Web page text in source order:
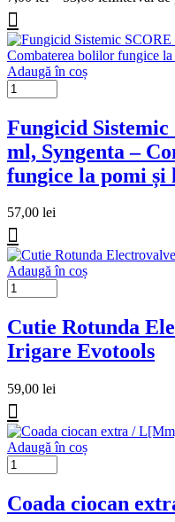
Adaugă în coș
Fungicid Sistemic
ml, Syngenta –
fungice la pomi și
57,00 lei
Adaugă în coș
Cutie Rotunda
Irigare Evotools
59,00 lei
Adaugă în coș
Coada ciocan